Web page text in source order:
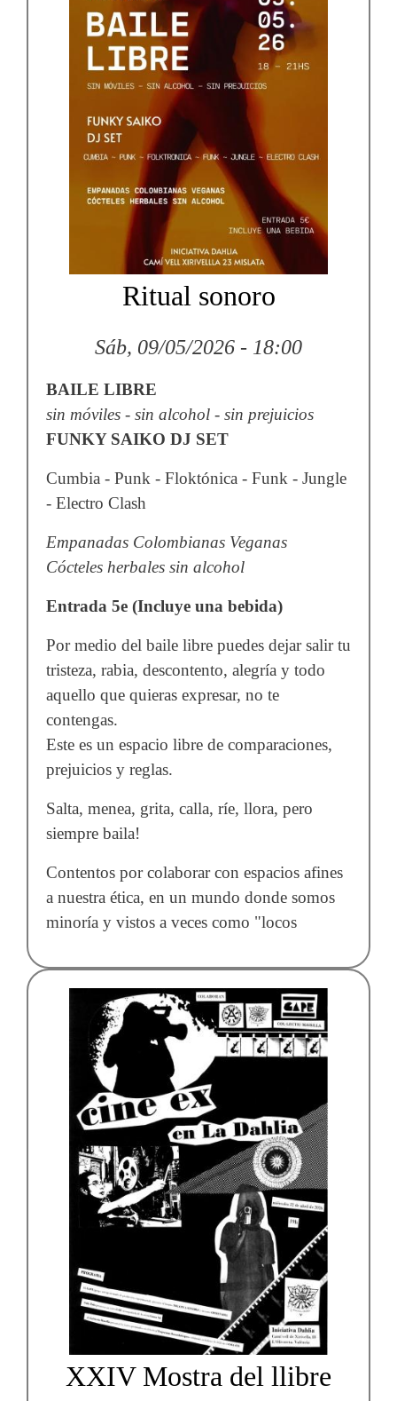
Ritual sonoro
Sáb, 09/05/2026 - 18:00
BAILE LIBRE
sin móviles - sin alcohol - sin prejuicios
FUNKY SAIKO DJ SET
Cumbia - Punk - Floktónica - Funk - Jungle
- Electro Clash
Empanadas Colombianas Veganas
Cócteles herbales sin alcohol
Entrada 5e (Incluye una bebida)
Por medio del baile libre puedes dejar salir tu
tristeza, rabia, descontento, alegría y todo
aquello que quieras expresar, no te
contengas.
Este es un espacio libre de comparaciones,
prejuicios y reglas.
Salta, menea, grita, calla, ríe, llora, pero
siempre baila!
Contentos por colaborar con espacios afines
a nuestra ética, en un mundo donde somos
minoría y vistos a veces como "locos
XXIV Mostra del llibre